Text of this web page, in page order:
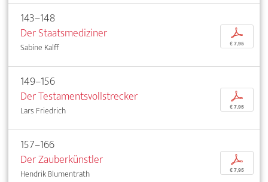
143–148
Der Staatsmediziner
Sabine Kalff
p
€ 7,95
149–156
Der Testamentsvollstrecker
Lars Friedrich
p
€ 7,95
157–166
Der Zauberkünstler
Hendrik Blumentrath
p
€ 7,95